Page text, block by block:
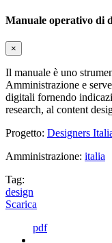
Manuale operativo di
×
Il manuale è uno
Amministrazione e
digitali fornendo
research, al content
Progetto: Designers
Amministrazione: italia
Tag:
design
Scarica
pdf